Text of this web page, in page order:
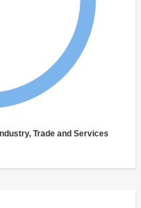
Trade and Services